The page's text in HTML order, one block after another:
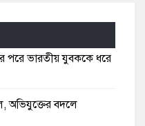
পরে ভারতীয় যুবককে ধরে
অভিযুক্তের বদলে